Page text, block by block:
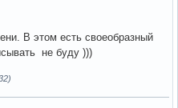
В этом есть своеобразный
не буду )))